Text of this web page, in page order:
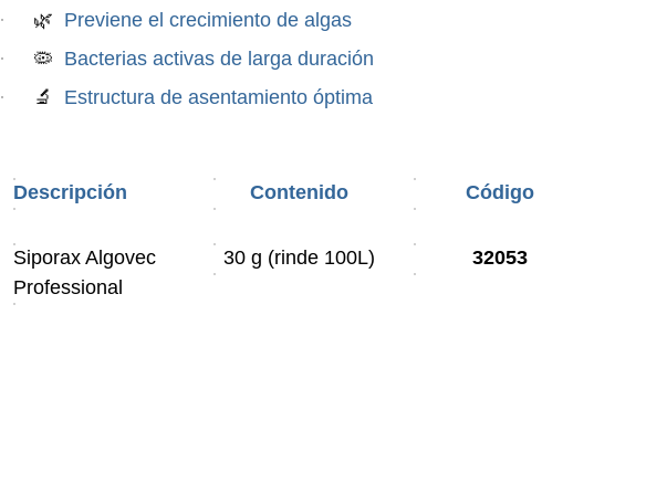
· 🌿 Previene el crecimiento de algas
· 🦠 Bacterias activas de larga duración
·
🔬 Estructura de asentamiento óptima
Descripción Contenido Código
Siporax Algovec
Professional
30 g (rinde 100L) 32053